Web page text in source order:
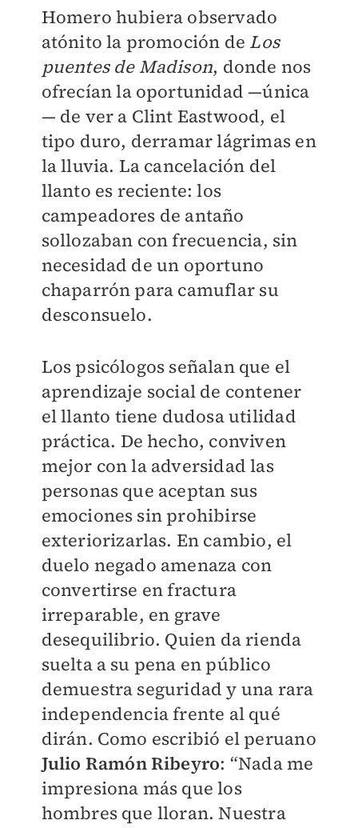
Homero hubiera observado
atónito la promoción de Los
puentes de Madison, donde nos
ofrecían la oportunidad —única
— de ver a Clint Eastwood, el
tipo duro, derramar lágrimas en
la lluvia. La cancelación del
llanto es reciente: los
campeadores de antaño
sollozaban con frecuencia, sin
necesidad de un oportuno
chaparrón para camuflar su
desconsuelo.
Los psicólogos señalan que el
aprendizaje social de contener
el llanto tiene dudosa utilidad
práctica. De hecho, conviven
mejor con la adversidad las
personas que aceptan sus
emociones sin prohibirse
exteriorizarlas. En cambio, el
duelo negado amenaza con
convertirse en fractura
irreparable, en grave
desequilibrio. Quien da rienda
suelta a su pena en público
demuestra seguridad y una rara
independencia frente al qué
dirán. Como escribió el peruano
Julio Ramón Ribeyro: “Nada me
impresiona más que los
hombres que lloran. Nuestra